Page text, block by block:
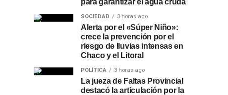
para garantizar el agua cruda
SOCIEDAD 3 horas ago
Alerta por el «Súper Niño»:
crece la prevención por el
riesgo de lluvias intensas en
Chaco y el Litoral
POLÍTICA 3 horas ago
La jueza de Faltas Provincial
destacó la articulación por la